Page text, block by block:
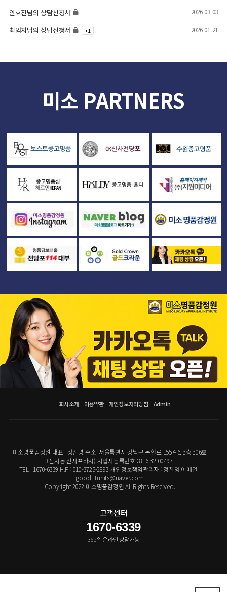
안효진님의 상담신청서 2026-03-03
최엄지님의 상담신청서 +1 2026-01-21
미소 PARTNERS
회사소개 이용약관 개인정보처리방침 Admin
미소명품감정원 대표 : 정진명 주소 :서울특별시 강남구 논현로 155길6, 3층 306호
(신사동,신사프라자) 사업자등록번호 : 816-32-00497
TEL : 1670-6339 H.P : 010-3725-2893 개인정보책임관리자 : 정찬영 이메일 :
good_1units@naver.com
Copyright 2022 미소명품감정원 All Rights Reserved.
고객센터
1670-6339
365일 온라인 상담가능